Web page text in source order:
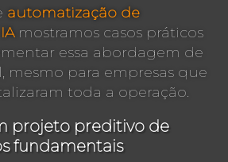
automatização de
mostramos casos práticos
essa abordagem de
mesmo para empresas que
toda a operação.
projeto preditivo de
fundamentais